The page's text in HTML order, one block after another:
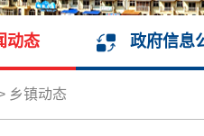
动态 政府信息
乡镇动态